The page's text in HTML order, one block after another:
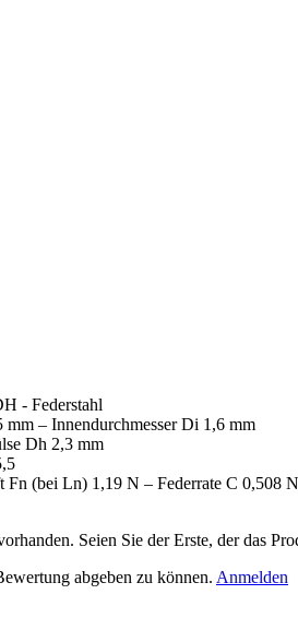
- Federstahl
mm – Innendurchmesser Di 1,6 mm
Dh 2,3 mm
(bei Ln) 1,19 N – Federrate C 0,508
Seien Sie der Erste, der das
abgeben zu können. Anmelden